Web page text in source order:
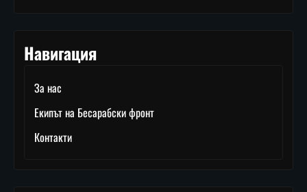
Навигация
За нас
Екипът на Бесарабски фронт
Контакти